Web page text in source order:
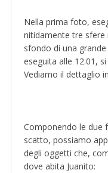
Nella prima foto,
nitidamente tre sfere
sfondo di una
eseguita alle 12.01,
Vediamo il dettaglio
Componendo le due
scatto, possiamo
degli oggetti che,
dove abita Juanito: